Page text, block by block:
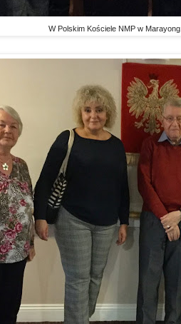
W Polskim Kościele NMP w Marayong.